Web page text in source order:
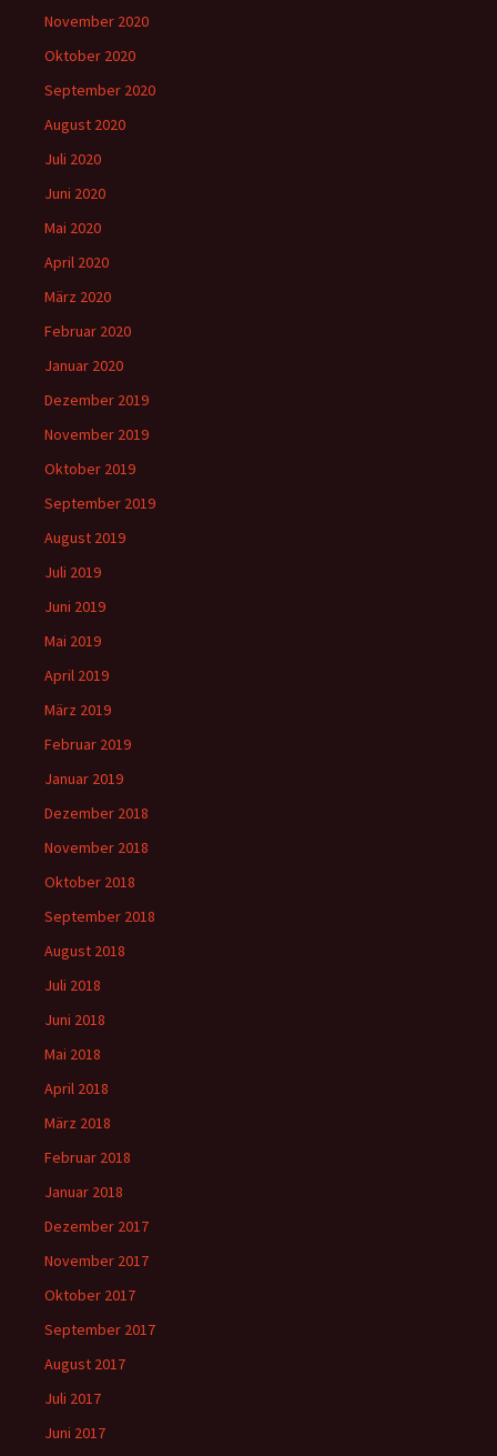
November 2020
Oktober 2020
September 2020
August 2020
Juli 2020
Juni 2020
Mai 2020
April 2020
März 2020
Februar 2020
Januar 2020
Dezember 2019
November 2019
Oktober 2019
September 2019
August 2019
Juli 2019
Juni 2019
Mai 2019
April 2019
März 2019
Februar 2019
Januar 2019
Dezember 2018
November 2018
Oktober 2018
September 2018
August 2018
Juli 2018
Juni 2018
Mai 2018
April 2018
März 2018
Februar 2018
Januar 2018
Dezember 2017
November 2017
Oktober 2017
September 2017
August 2017
Juli 2017
Juni 2017